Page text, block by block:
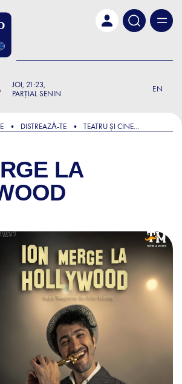
JOI 21:23
PARȚIAL SENIN
EN
DISTREAZǍ-TE
TEATRU ȘI CINEMA
LA